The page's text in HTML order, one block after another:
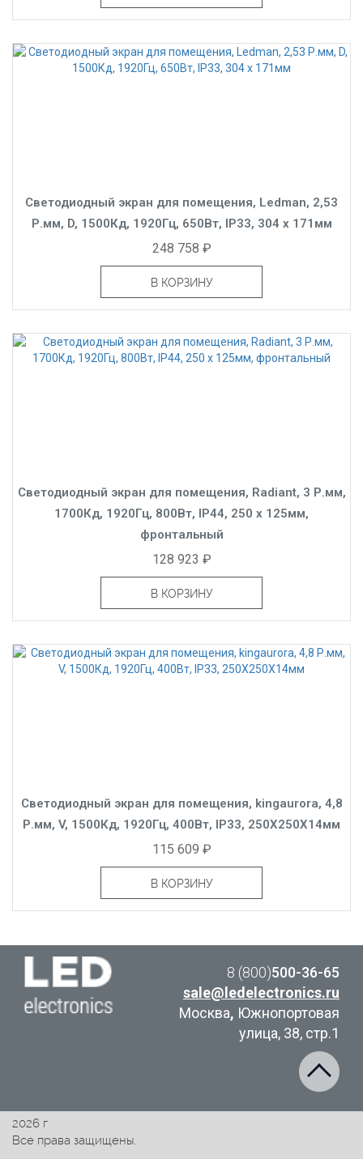
Светодиодный экран для помещения, Ledman, 2,53
Р.мм, D, 1500Кд, 1920Гц, 650Вт, IP33, 304 x 171мм
248 758 ₽
В КОРЗИНУ
Светодиодный экран для помещения, Radiant, 3 Р.мм,
1700Кд, 1920Гц, 800Вт, IP44, 250 x 125мм,
фронтальный
128 923 ₽
В КОРЗИНУ
Светодиодный экран для помещения, kingaurora, 4,8
Р.мм, V, 1500Кд, 1920Гц, 400Вт, IP33, 250X250X14мм
115 609 ₽
В КОРЗИНУ
8 (800)500-36-65
sale@ledelectronics.ru
Москва, Южнопортовая
улица, 38, стр.1
2026 г
Все права защищены.